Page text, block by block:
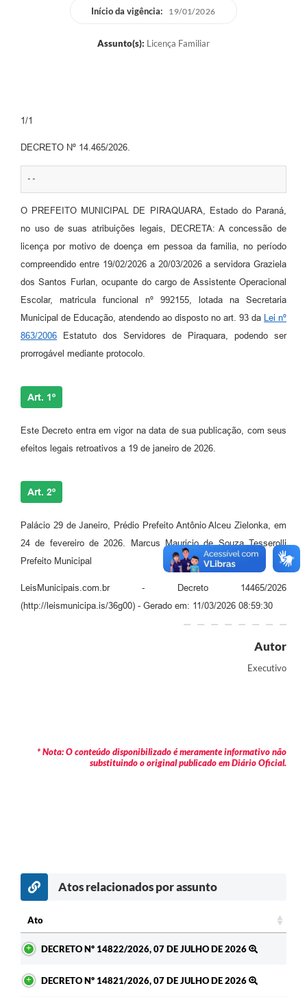
Início da vigência: 19/01/2026
Assunto(s): Licença Familiar
1/1
DECRETO Nº 14.465/2026.
--
O PREFEITO MUNICIPAL DE PIRAQUARA, Estado do Paraná,
no uso de suas atribuições legais, DECRETA: A concessão de
licença por motivo de doença em pessoa da familia, no período
compreendido entre 19/02/2026 a 20/03/2026 a servidora Graziela
dos Santos Furlan, ocupante do cargo de Assistente Operacional
Escolar, matricula funcional nº 992155, lotada na Secretaria
Municipal de Educação, atendendo ao disposto no art. 93 da
Lei nº
863/2006 Estatuto dos Servidores de Piraquara, podendo ser
prorrogável mediante protocolo.
Art. 1º
Este Decreto entra em vigor na data de sua publicação, com seus
efeitos legais retroativos a 19 de janeiro de 2026.
Art. 2º
Palácio 29 de Janeiro, Prédio Prefeito Antônio Alceu Zielonka, em
24 de fevereiro de 2026. Marcus Mauricio de Souza Tesserolli
Prefeito Municipal
LeisMunicipais.com.br - Decreto 14465/2026
(http://leismunicipa.is/36g00) - Gerado em: 11/03/2026 08:59:30
Autor
Executivo
* Nota: O conteúdo disponibilizado é meramente informativo não
substituindo o original publicado em Diário Oficial.
Atos relacionados por assunto
Ato
DECRETO Nº 14822/2026, 07 DE JULHO DE 2026
DECRETO Nº 14821/2026, 07 DE JULHO DE 2026